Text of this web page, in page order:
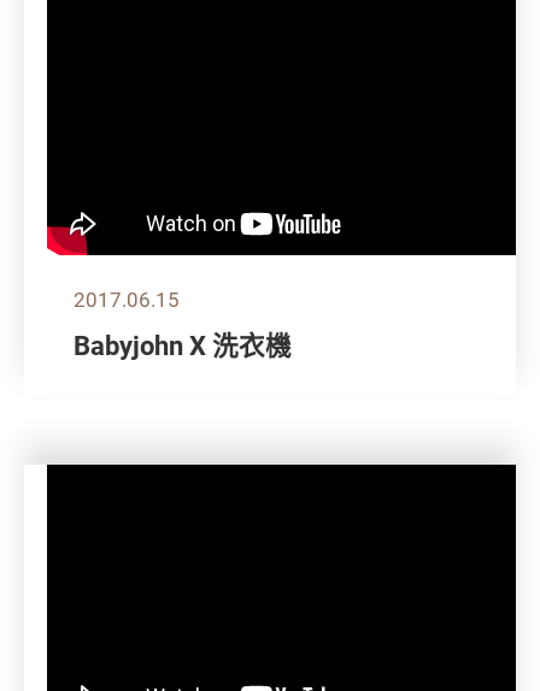
2017.06.15
Babyjohn X 洗衣機